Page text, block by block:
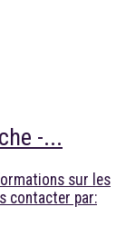
-...
sur les
contacter par: